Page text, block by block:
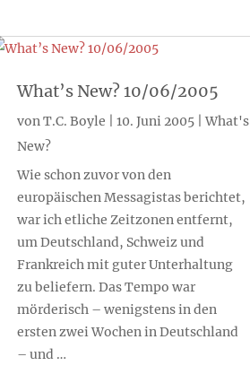
What’s New? 10/06/2005
vonT.C. Boyle 10. Juni 2005|What's
New?
Wie schon zuvor von den
europäischen Messagistas berichtet,
war ich etliche Zeitzonen entfernt,
um Deutschland, Schweiz und
Frankreich mit guter Unterhaltung
zu beliefern. Das Tempo war
mörderisch – wenigstens in den
ersten zwei Wochen in Deutschland
– und …